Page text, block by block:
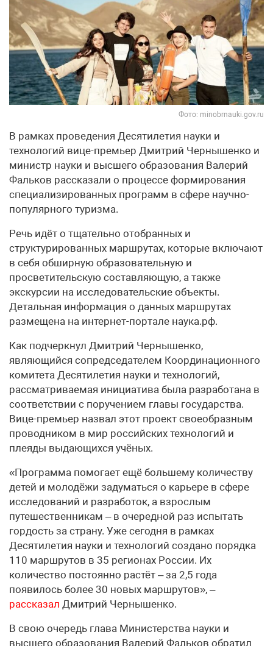
Фото: minobrnauki.gov.ru
В рамках проведения Десятилетия науки и
технологий вице-премьер Дмитрий Чернышенко и
министр науки и высшего образования Валерий
Фальков рассказали о процессе формирования
специализированных программ в сфере научно-
популярного туризма.
Речь идёт о тщательно отобранных и
структурированных маршрутах, которые включают
в себя обширную образовательную и
просветительскую составляющую, а также
экскурсии на исследовательские объекты.
Детальная информация о данных маршрутах
размещена на интернет-портале наука.рф.
Как подчеркнул Дмитрий Чернышенко,
являющийся сопредседателем Координационного
комитета Десятилетия науки и технологий,
рассматриваемая инициатива была разработана в
соответствии с поручением главы государства.
Вице-премьер назвал этот проект своеобразным
проводником в мир российских технологий и
плеяды выдающихся учёных.
«Программа помогает ещё большему количеству
детей и молодёжи задуматься о карьере в сфере
исследований и разработок, а взрослым
путешественникам – в очередной раз испытать
гордость за страну. Уже сегодня в рамках
Десятилетия науки и технологий создано порядка
110 маршрутов в 35 регионах России. Их
количество постоянно растёт – за 2,5 года
появилось более 30 новых маршрутов», –
рассказал Дмитрий Чернышенко.
В свою очередь глава Министерства науки и
высшего образования Валерий Фальков обратил